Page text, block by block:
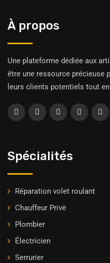
À propos
Une plateforme dédiée aux
être une ressource précieuse
leurs clients potentiels tout
Spécialités
Réparation volet roulant
Chauffeur Privė
Plombier
Électricien
Serrurier